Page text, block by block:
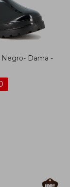
Negro- Dama -